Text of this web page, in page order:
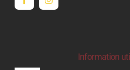
Information